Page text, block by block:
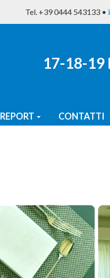
Tel. +39 0444 543133 •
17-18-19
REPORT CONTATTI